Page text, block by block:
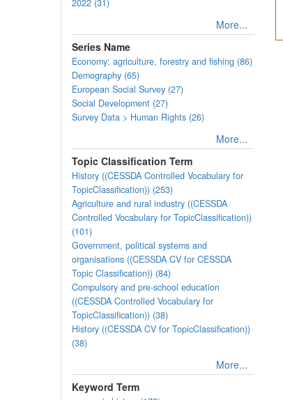
2022 (31)
More...
Series Name
Economy: agriculture, forestry and fishing (86)
Demography (65)
European Social Survey (27)
Social Development (27)
Survey Data > Human Rights (26)
More...
Topic Classification Term
History ((CESSDA Controlled Vocabulary for
TopicClassification)) (253)
Agriculture and rural industry ((CESSDA
Controlled Vocabulary for TopicClassification))
(101)
Government, political systems and
organisations ((CESSDA CV for CESSDA
Topic Classification)) (84)
Compulsory and pre-school education
((CESSDA Controlled Vocabulary for
TopicClassification)) (38)
History ((CESSDA CV for TopicClassification))
(38)
More...
Keyword Term